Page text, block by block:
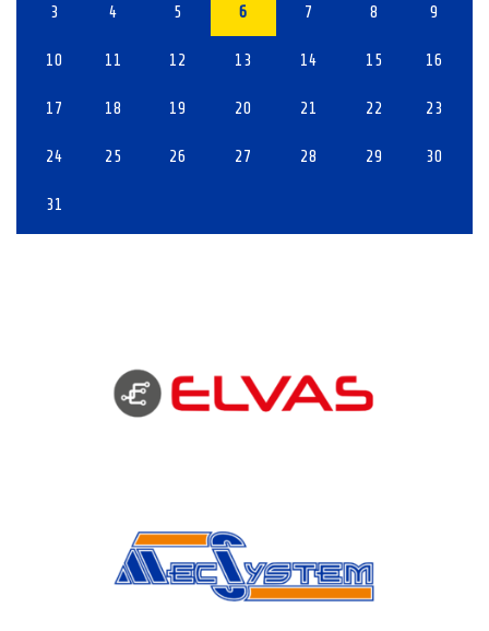
3 4 5 6 7 8 9
10 11 12 13 14 15 16
17 18 19 20 21 22 23
24 25 26 27 28 29 30
31